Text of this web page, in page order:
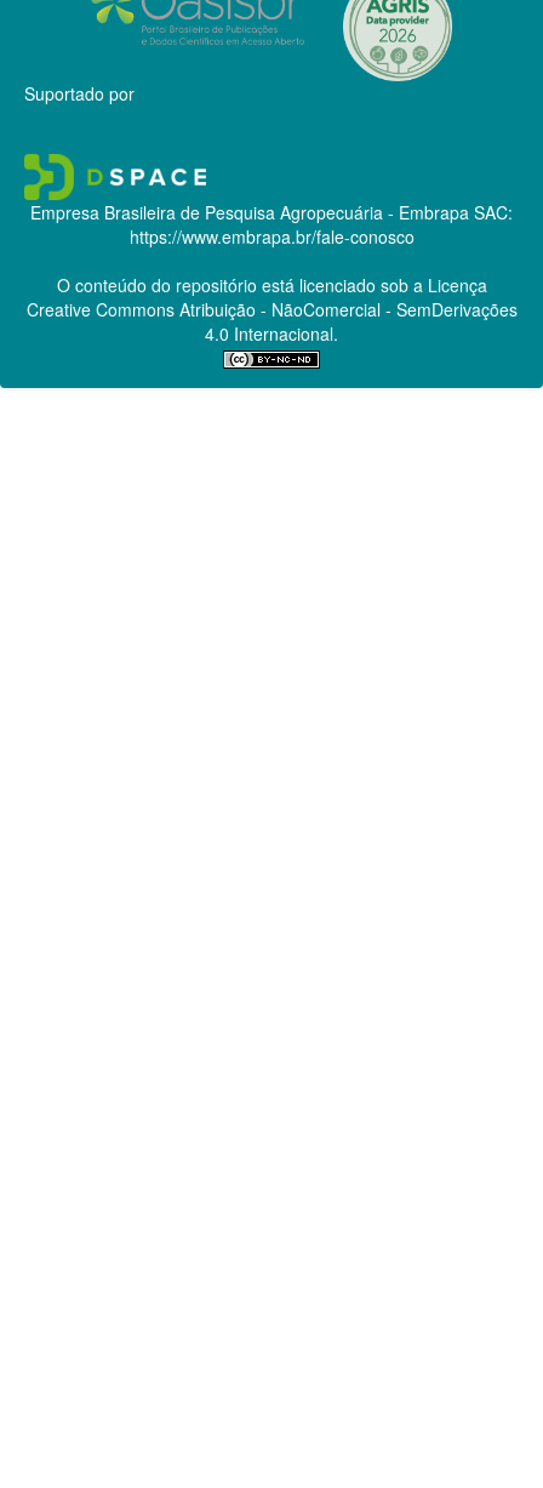
Suportado por
Empresa Brasileira de Pesquisa Agropecuária - Embrapa SAC:
https://www.embrapa.br/fale-conosco
O conteúdo do repositório está licenciado sob a Licença
Creative CommonsAtribuição - NãoComercial - SemDerivações
4.0 Internacional.